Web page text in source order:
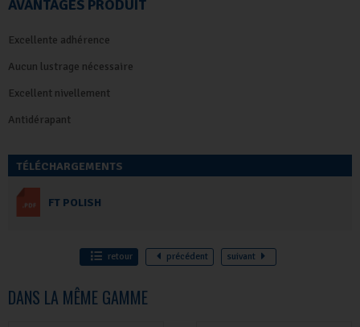
AVANTAGES PRODUIT
Excellente adhérence
Aucun lustrage nécessaire
Excellent nivellement
Antidérapant
TÉLÉCHARGEMENTS
FT POLISH
retour précédent suivant
DANS LA MÊME GAMME